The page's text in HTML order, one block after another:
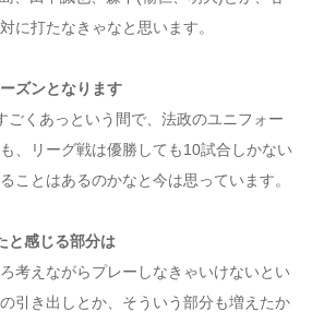
に打たなきゃなと思います。
ズンとなります
ごくあっという間で、法政のユニフォー
、リーグ戦は優勝しても10試合しかない
ことはあるのかなと今は思っています。
と感じる部分は
考えながらプレーしなきゃいけないとい
引き出しとか、そういう部分も増えたか